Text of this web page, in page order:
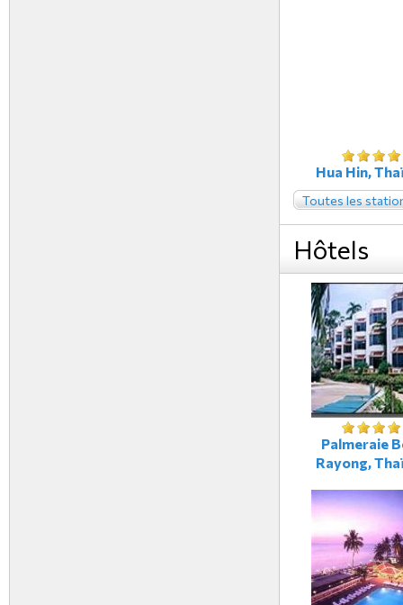
Hua Hin,
Toutes les
Hôtels
Palmeraie
Rayong,